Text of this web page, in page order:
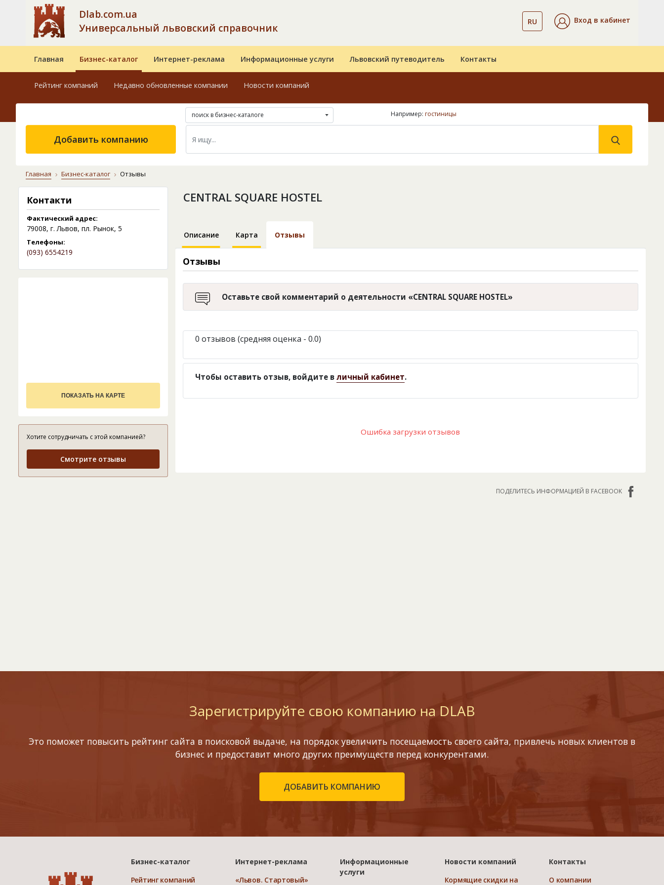
Dlab.com.ua
Универсальный львовский справочник
RU Вход в кабинет
Главная Бизнес-каталог Интернет-реклама Информационные услуги Львовский путеводитель Контакты
Рейтинг компаний Недавно обновленные компании Новости компаний
поиск в бизнес-каталоге Например: гостиницы
Добавить компанию
Главная Бизнес-каталог Отзывы
Контакти
Фактический адрес:
79008, г. Львов, пл. Рынок, 5
Телефоны:
(093) 6554219
ПОКАЗАТЬ НА КАРТЕ
Хотите сотрудничать с этой компанией?
Смотрите отзывы
CENTRAL SQUARE HOSTEL
Описание Карта Отзывы
Отзывы
Оставьте свой комментарий о деятельности «CENTRAL SQUARE HOSTEL»
0 отзывов (средняя оценка - 0.0)
Чтобы оставить отзыв, войдите в личный кабинет.
Ошибка загрузки отзывов
ПОДЕЛИТЕСЬ ИНФОРМАЦИЕЙ В FACEBOOK
Зарегистрируйте свою компанию на DLAB
Это поможет повысить рейтинг сайта в поисковой выдаче, на порядок увеличить посещаемость своего сайта, привлечь новых клиентов в
бизнес и предоставит много других преимуществ перед конкурентами.
ДОБАВИТЬ КОМПАНИЮ
Бизнес-каталог
Рейтинг компаний
Интернет-реклама
«Львов. Стартовый»
Информационные
услуги
Новости компаний
Кормящие скидки на
Контакты
О компании